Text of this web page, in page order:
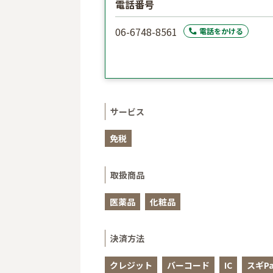
電話番号
06-6748-8561
電話をかける
サービス
免税
取扱商品
医薬品 化粧品
決済方法
クレジット バーコード IC スギ